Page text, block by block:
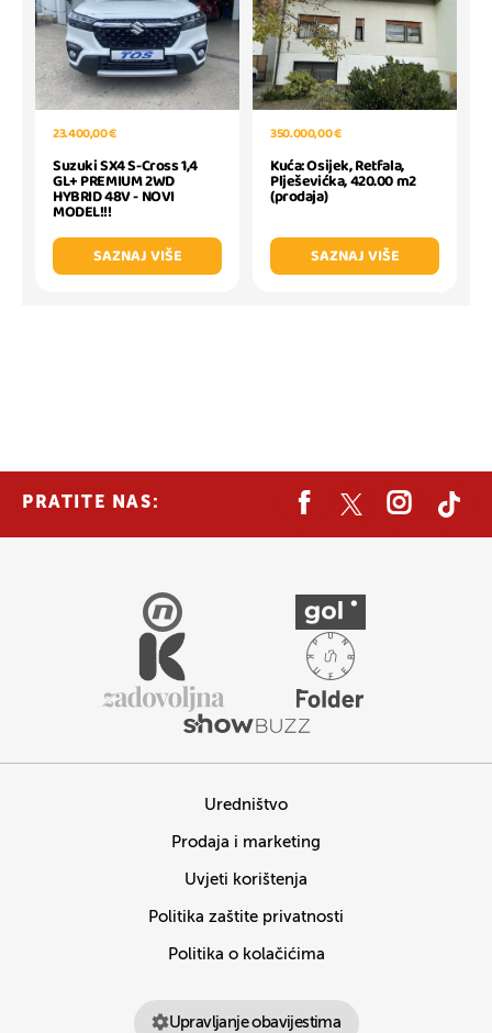
23.400,00 €
Suzuki SX4 S-Cross 1,4
GL+ PREMIUM 2WD
HYBRID 48V - NOVI
MODEL!!!
SAZNAJ VIŠE
350.000,00 €
Kuća: Osijek, Retfala,
Plješevićka, 420.00 m2
(prodaja)
SAZNAJ VIŠE
PRATITE NAS:
Uredništvo
Prodaja i marketing
Uvjeti korištenja
Politika zaštite privatnosti
Politika o kolačićima
Upravljanje obavijestima